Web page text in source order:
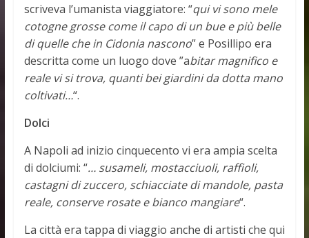
scriveva l’umanista viaggiatore: “qui vi sono mele
cotogne grosse come il capo di un bue e più belle
di quelle che in Cidonia nascono” e Posillipo era
descritta come un luogo dove ”abitar magnifico e
reale vi si trova, quanti bei giardini da dotta mano
coltivati…“.
Dolci
A Napoli ad inizio cinquecento vi era ampia scelta
di dolciumi: “… susameli, mostacciuoli, raffioli,
castagni di zuccero, schiacciate di mandole, pasta
reale, conserve rosate e bianco mangiare“.
La città era tappa di viaggio anche di artisti che qui